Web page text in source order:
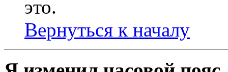
это.
Вернуться к началу